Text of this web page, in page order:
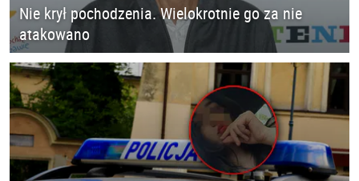
Nie krył pochodzenia. Wielokrotnie go za nie
atakowano